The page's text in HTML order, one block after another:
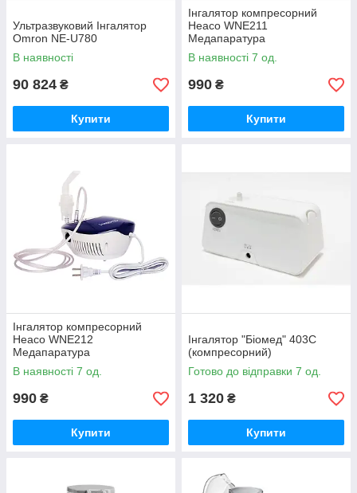
Ультразвуковий Інгалятор
Omron NE-U780
В наявності
90 824 ₴
Купити
Інгалятор компресорний
Heaco WNE211
Медапаратура
В наявності 7 од.
990 ₴
Купити
Інгалятор компресорний
Heaco WNE212
Медапаратура
В наявності 7 од.
990 ₴
Купити
Інгалятор "Біомед" 403С
(компресорний)
Готово до відправки 7 од.
1 320 ₴
Купити